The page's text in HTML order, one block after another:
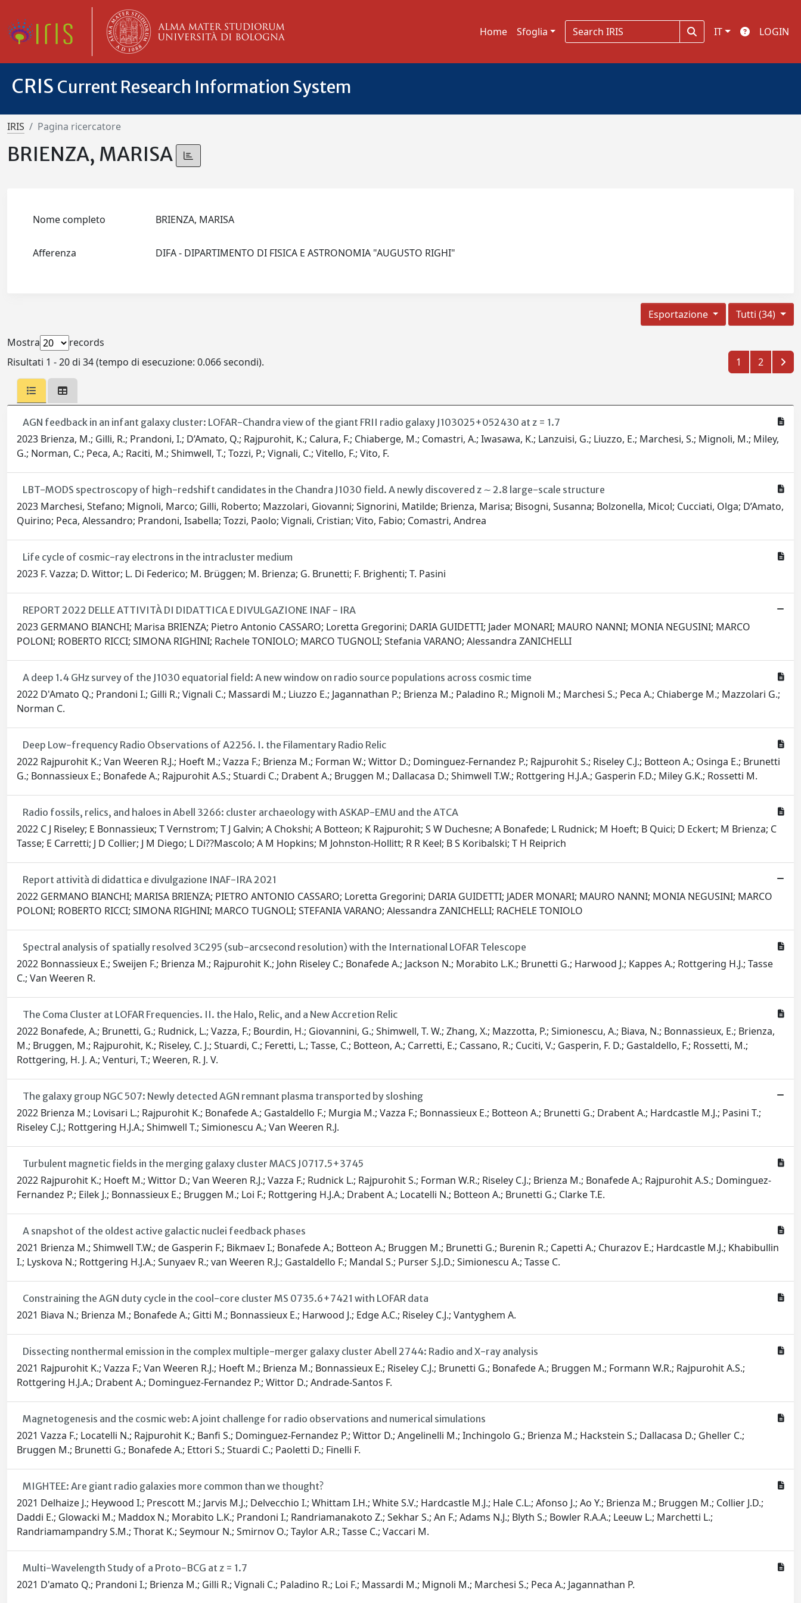
Home Sfoglia IT LOGIN
CRIS Current Research Information System
IRIS Pagina ricercatore
BRIENZA, MARISA
Nome completo BRIENZA, MARISA
Afferenza DIFA - DIPARTIMENTO DI FISICA E ASTRONOMIA "AUGUSTO RIGHI"
Tutti (34)
Esportazione
Mostra
records
Risultati 1 - 20 di 34 (tempo di esecuzione: 0.066 secondi).
1 2
AGN feedback in an infant galaxy cluster: LOFAR-Chandra view of the giant FRII radio galaxy J103025+052430 at z = 1.7
2023 Brienza, M.; Gilli, R.; Prandoni, I.; D’Amato, Q.; Rajpurohit, K.; Calura, F.; Chiaberge, M.; Comastri, A.; Iwasawa, K.; Lanzuisi, G.; Liuzzo, E.; Marchesi, S.; Mignoli, M.; Miley,
G.; Norman, C.; Peca, A.; Raciti, M.; Shimwell, T.; Tozzi, P.; Vignali, C.; Vitello, F.; Vito, F.
LBT-MODS spectroscopy of high-redshift candidates in the Chandra J1030 field. A newly discovered z ∼ 2.8 large-scale structure
2023 Marchesi, Stefano; Mignoli, Marco; Gilli, Roberto; Mazzolari, Giovanni; Signorini, Matilde; Brienza, Marisa; Bisogni, Susanna; Bolzonella, Micol; Cucciati, Olga; D’Amato,
Quirino; Peca, Alessandro; Prandoni, Isabella; Tozzi, Paolo; Vignali, Cristian; Vito, Fabio; Comastri, Andrea
Life cycle of cosmic-ray electrons in the intracluster medium
2023 F. Vazza; D. Wittor; L. Di Federico; M. Brüggen; M. Brienza; G. Brunetti; F. Brighenti; T. Pasini
REPORT 2022 DELLE ATTIVITÀ DI DIDATTICA E DIVULGAZIONE INAF - IRA
2023 GERMANO BIANCHI; Marisa BRIENZA; Pietro Antonio CASSARO; Loretta Gregorini; DARIA GUIDETTI; Jader MONARI; MAURO NANNI; MONIA NEGUSINI; MARCO
POLONI; ROBERTO RICCI; SIMONA RIGHINI; Rachele TONIOLO; MARCO TUGNOLI; Stefania VARANO; Alessandra ZANICHELLI
A deep 1.4 GHz survey of the J1030 equatorial field: A new window on radio source populations across cosmic time
2022 D'Amato Q.; Prandoni I.; Gilli R.; Vignali C.; Massardi M.; Liuzzo E.; Jagannathan P.; Brienza M.; Paladino R.; Mignoli M.; Marchesi S.; Peca A.; Chiaberge M.; Mazzolari G.;
Norman C.
Deep Low-frequency Radio Observations of A2256. I. the Filamentary Radio Relic
2022 Rajpurohit K.; Van Weeren R.J.; Hoeft M.; Vazza F.; Brienza M.; Forman W.; Wittor D.; Dominguez-Fernandez P.; Rajpurohit S.; Riseley C.J.; Botteon A.; Osinga E.; Brunetti
G.; Bonnassieux E.; Bonafede A.; Rajpurohit A.S.; Stuardi C.; Drabent A.; Bruggen M.; Dallacasa D.; Shimwell T.W.; Rottgering H.J.A.; Gasperin F.D.; Miley G.K.; Rossetti M.
Radio fossils, relics, and haloes in Abell 3266: cluster archaeology with ASKAP-EMU and the ATCA
2022 C J Riseley; E Bonnassieux; T Vernstrom; T J Galvin; A Chokshi; A Botteon; K Rajpurohit; S W Duchesne; A Bonafede; L Rudnick; M Hoeft; B Quici; D Eckert; M Brienza; C
Tasse; E Carretti; J D Collier; J M Diego; L Di??Mascolo; A M Hopkins; M Johnston-Hollitt; R R Keel; B S Koribalski; T H Reiprich
Report attività di didattica e divulgazione INAF-IRA 2021
2022 GERMANO BIANCHI; MARISA BRIENZA; PIETRO ANTONIO CASSARO; Loretta Gregorini; DARIA GUIDETTI; JADER MONARI; MAURO NANNI; MONIA NEGUSINI; MARCO
POLONI; ROBERTO RICCI; SIMONA RIGHINI; MARCO TUGNOLI; STEFANIA VARANO; Alessandra ZANICHELLI; RACHELE TONIOLO
Spectral analysis of spatially resolved 3C295 (sub-arcsecond resolution) with the International LOFAR Telescope
2022 Bonnassieux E.; Sweijen F.; Brienza M.; Rajpurohit K.; John Riseley C.; Bonafede A.; Jackson N.; Morabito L.K.; Brunetti G.; Harwood J.; Kappes A.; Rottgering H.J.; Tasse
C.; Van Weeren R.
The Coma Cluster at LOFAR Frequencies. II. the Halo, Relic, and a New Accretion Relic
2022 Bonafede, A.; Brunetti, G.; Rudnick, L.; Vazza, F.; Bourdin, H.; Giovannini, G.; Shimwell, T. W.; Zhang, X.; Mazzotta, P.; Simionescu, A.; Biava, N.; Bonnassieux, E.; Brienza,
M.; Bruggen, M.; Rajpurohit, K.; Riseley, C. J.; Stuardi, C.; Feretti, L.; Tasse, C.; Botteon, A.; Carretti, E.; Cassano, R.; Cuciti, V.; Gasperin, F. D.; Gastaldello, F.; Rossetti, M.;
Rottgering, H. J. A.; Venturi, T.; Weeren, R. J. V.
The galaxy group NGC 507: Newly detected AGN remnant plasma transported by sloshing
2022 Brienza M.; Lovisari L.; Rajpurohit K.; Bonafede A.; Gastaldello F.; Murgia M.; Vazza F.; Bonnassieux E.; Botteon A.; Brunetti G.; Drabent A.; Hardcastle M.J.; Pasini T.;
Riseley C.J.; Rottgering H.J.A.; Shimwell T.; Simionescu A.; Van Weeren R.J.
Turbulent magnetic fields in the merging galaxy cluster MACS J0717.5+3745
2022 Rajpurohit K.; Hoeft M.; Wittor D.; Van Weeren R.J.; Vazza F.; Rudnick L.; Rajpurohit S.; Forman W.R.; Riseley C.J.; Brienza M.; Bonafede A.; Rajpurohit A.S.; Dominguez-
Fernandez P.; Eilek J.; Bonnassieux E.; Bruggen M.; Loi F.; Rottgering H.J.A.; Drabent A.; Locatelli N.; Botteon A.; Brunetti G.; Clarke T.E.
A snapshot of the oldest active galactic nuclei feedback phases
2021 Brienza M.; Shimwell T.W.; de Gasperin F.; Bikmaev I.; Bonafede A.; Botteon A.; Bruggen M.; Brunetti G.; Burenin R.; Capetti A.; Churazov E.; Hardcastle M.J.; Khabibullin
I.; Lyskova N.; Rottgering H.J.A.; Sunyaev R.; van Weeren R.J.; Gastaldello F.; Mandal S.; Purser S.J.D.; Simionescu A.; Tasse C.
Constraining the AGN duty cycle in the cool-core cluster MS 0735.6+7421 with LOFAR data
2021 Biava N.; Brienza M.; Bonafede A.; Gitti M.; Bonnassieux E.; Harwood J.; Edge A.C.; Riseley C.J.; Vantyghem A.
Dissecting nonthermal emission in the complex multiple-merger galaxy cluster Abell 2744: Radio and X-ray analysis
2021 Rajpurohit K.; Vazza F.; Van Weeren R.J.; Hoeft M.; Brienza M.; Bonnassieux E.; Riseley C.J.; Brunetti G.; Bonafede A.; Bruggen M.; Formann W.R.; Rajpurohit A.S.;
Rottgering H.J.A.; Drabent A.; Dominguez-Fernandez P.; Wittor D.; Andrade-Santos F.
Magnetogenesis and the cosmic web: A joint challenge for radio observations and numerical simulations
2021 Vazza F.; Locatelli N.; Rajpurohit K.; Banfi S.; Dominguez-Fernandez P.; Wittor D.; Angelinelli M.; Inchingolo G.; Brienza M.; Hackstein S.; Dallacasa D.; Gheller C.;
Bruggen M.; Brunetti G.; Bonafede A.; Ettori S.; Stuardi C.; Paoletti D.; Finelli F.
MIGHTEE: Are giant radio galaxies more common than we thought?
2021 Delhaize J.; Heywood I.; Prescott M.; Jarvis M.J.; Delvecchio I.; Whittam I.H.; White S.V.; Hardcastle M.J.; Hale C.L.; Afonso J.; Ao Y.; Brienza M.; Bruggen M.; Collier J.D.;
Daddi E.; Glowacki M.; Maddox N.; Morabito L.K.; Prandoni I.; Randriamanakoto Z.; Sekhar S.; An F.; Adams N.J.; Blyth S.; Bowler R.A.A.; Leeuw L.; Marchetti L.;
Randriamampandry S.M.; Thorat K.; Seymour N.; Smirnov O.; Taylor A.R.; Tasse C.; Vaccari M.
Multi-Wavelength Study of a Proto-BCG at z = 1.7
2021 D'amato Q.; Prandoni I.; Brienza M.; Gilli R.; Vignali C.; Paladino R.; Loi F.; Massardi M.; Mignoli M.; Marchesi S.; Peca A.; Jagannathan P.